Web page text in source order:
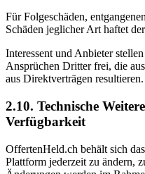
Für Folgeschäden,
Schäden jeglicher Art haftet
Interessent und Anbieter
Ansprüchen Dritter frei, die
aus Direktverträgen resultieren.
2.10. Technische
Verfügbarkeit
OffertenHeld.ch behält sich
Plattform jederzeit zu ändern,